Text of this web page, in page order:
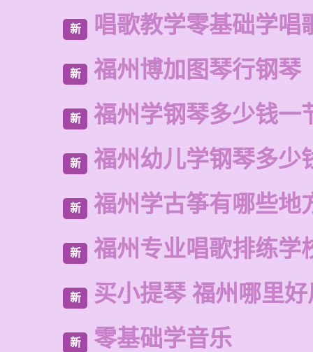
新 唱歌教学零基础学唱
新 福州博加图琴行钢琴
新 福州学钢琴多少钱一
新 福州幼儿学钢琴多少
新 福州学古筝有哪些地
新 福州专业唱歌排练学
新 买小提琴 福州哪里
新 零基础学音乐